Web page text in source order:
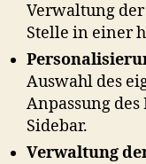
Verwaltung
Stelle in einer
Auswahl des
Anpassung
Sidebar.
Verwaltung